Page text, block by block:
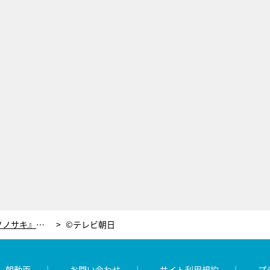
カリスマホストのローランド、『ソノサキ』最終回でスタジオ初登場！謎に包まれた素顔がついに明らかに？！ ©テレビ朝日